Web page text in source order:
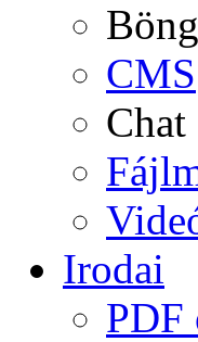
CMS
Chat
Irodai
PDF